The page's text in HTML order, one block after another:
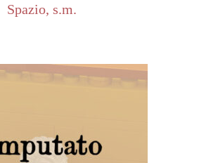
Spazio, s.m.